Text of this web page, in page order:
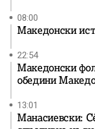
08:00
Македонски
22:54
Македонски
обедини
13:01
Манасиевски: